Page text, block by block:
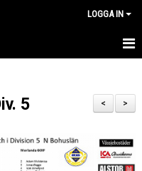
LOGGA IN
>
<
5